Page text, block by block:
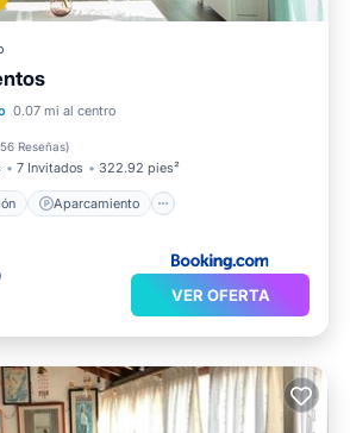
0.07 mi al centro
Reseñas)
7 Invitados 322.92 pies²
Aparcamiento
Calefacción
VER OFERTA